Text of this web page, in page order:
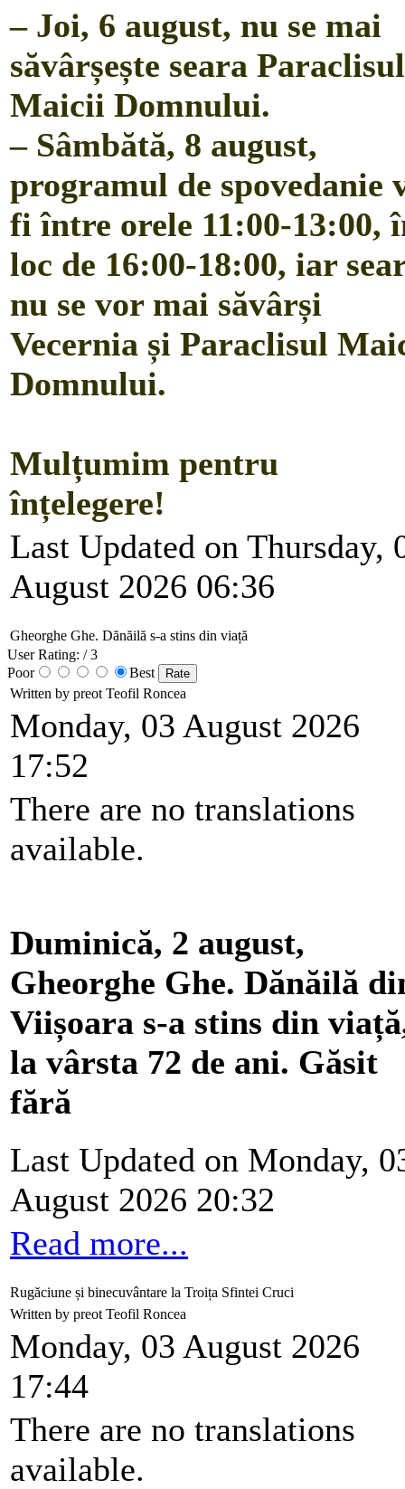
– Joi, 6 august, nu se mai
săvârșește seara Paraclisul
Maicii Domnului.
– Sâmbătă, 8 august,
programul de spovedanie
fi între orele 11:00-13:00,
loc de 16:00-18:00, iar
nu se vor mai săvârși
Vecernia și Paraclisul
Domnului.
Mulțumim pentru
înțelegere!
Last Updated on Thursday,
August 2026 06:36
Gheorghe Ghe. Dănăilă s-a stins din viață
User Rating: / 3
Poor
Best
Written by preot Teofil Roncea
Monday, 03 August 2026
17:52
There are no translations
available.
Duminică, 2 august,
Gheorghe Ghe. Dănăilă
Viișoara s-a stins din
la vârsta 72 de ani. Găsit
fără
Last Updated on Monday,
August 2026 20:32
Read more...
Rugăciune și binecuvântare la Troița Sfintei Cruci
Written by preot Teofil Roncea
Monday, 03 August 2026
17:44
There are no translations
available.